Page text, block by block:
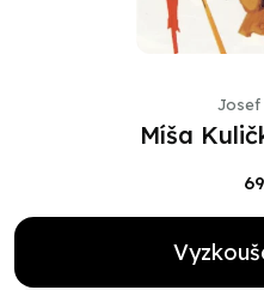
Josef
Míša